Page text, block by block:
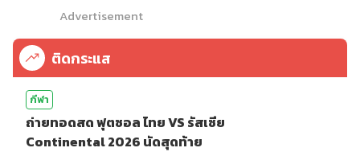
Advertisement
ติดกระแส
กีฬา
ถ่ายทอดสด ฟุตซอล ไทย VS รัสเซีย
Continental 2026 นัดสุดท้าย